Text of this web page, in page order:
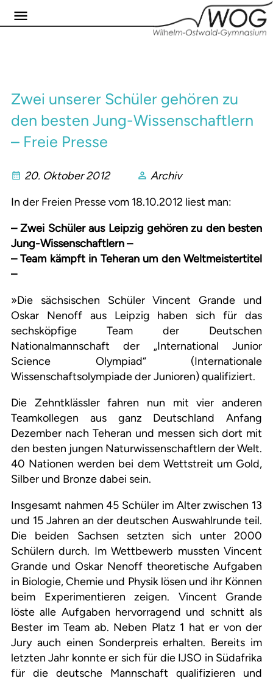
Zwei unserer Schüler gehören zu
den besten Jung-Wissenschaftlern
– Freie Presse
20. Oktober 2012
Archiv
In der Freien Presse vom 18.10.2012 liest man:
– Zwei Schüler aus Leipzig gehören zu den besten
Jung-Wissenschaftlern –
– Team kämpft in Teheran um den Weltmeistertitel
–
»Die sächsischen Schüler Vincent Grande und
Oskar Nenoff aus Leipzig haben sich für das
sechsköpfige Team der Deutschen
Nationalmannschaft der „International Junior
Science Olympiad“ (Internationale
Wissenschaftsolympiade der Junioren) qualifiziert.
Die Zehntklässler fahren nun mit vier anderen
Teamkollegen aus ganz Deutschland Anfang
Dezember nach Teheran und messen sich dort mit
den besten jungen Naturwissenschaftlern der Welt.
40 Nationen werden bei dem Wettstreit um Gold,
Silber und Bronze dabei sein.
Insgesamt nahmen 45 Schüler im Alter zwischen 13
und 15 Jahren an der deutschen Auswahlrunde teil.
Die beiden Sachsen setzten sich unter 2000
Schülern durch. Im Wettbewerb mussten Vincent
Grande und Oskar Nenoff theoretische Aufgaben
in Biologie, Chemie und Physik lösen und ihr Können
beim Experimentieren zeigen. Vincent Grande
löste alle Aufgaben hervorragend und schnitt als
Bester im Team ab. Neben Platz 1 hat er von der
Jury auch einen Sonderpreis erhalten. Bereits im
letzten Jahr konnte er sich für die IJSO in Südafrika
für die deutsche Mannschaft qualifizieren und